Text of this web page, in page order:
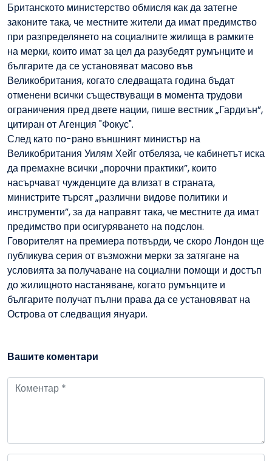
Британското министерство обмисля как да затегне
законите така, че местните жители да имат предимство
при разпределянето на социалните жилища в рамките
на мерки, които имат за цел да разубедят румънците и
българите да се установяват масово във
Великобритания, когато следващата година бъдат
отменени всички съществуващи в момента трудови
ограничения пред двете нации, пише вестник „Гардиън”,
цитиран от Агенция "Фокус".
След като по-рано външният министър на
Великобритания Уилям Хейг отбеляза, че кабинетът иска
да премахне всички „порочни практики”, които
насърчават чужденците да влизат в страната,
министрите търсят „различни видове политики и
инструменти”, за да направят така, че местните да имат
предимство при осигуряването на подслон.
Говорителят на премиера потвърди, че скоро Лондон ще
публикува серия от възможни мерки за затягане на
условията за получаване на социални помощи и достъп
до жилищното настаняване, когато румънците и
българите получат пълни права да се установяват на
Острова от следващия януари.
Вашите коментари